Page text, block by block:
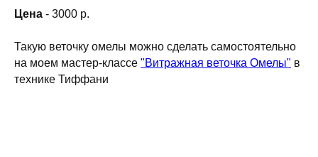
Цена - 3000 р.
Такую веточку омелы можно сделать самостоятельно
на моем мастер-классе "Витражная веточка Омелы" в
технике Тиффани